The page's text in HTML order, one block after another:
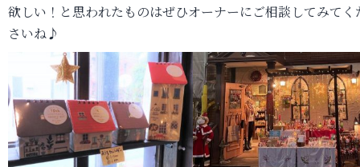
欲しい！と思われたものはぜひオーナーにご相談してみてく
さいね♪